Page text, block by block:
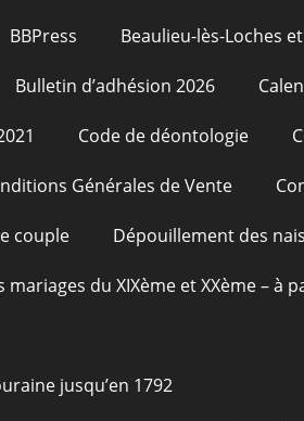
BBPress Beaulieu-lès-Loches
Bulletin d’adhésion 2026
Code de déontologie
Générales de Vente
couple Dépouillement des
du XIXème et XXème – à
jusqu’en 1792